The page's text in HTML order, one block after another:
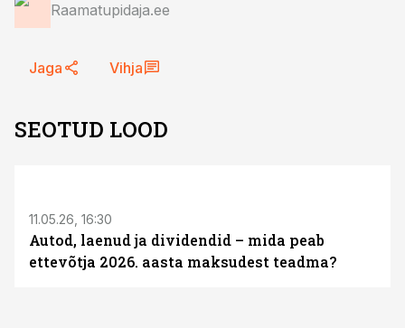
Raamatupidaja.ee
Jaga Vihja
SEOTUD LOOD
11.05.26, 16:30
Autod, laenud ja dividendid – mida peab
ettevõtja 2026. aasta maksudest teadma?